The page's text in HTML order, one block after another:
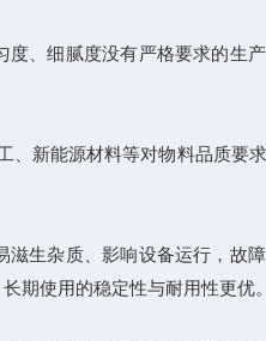
、细腻度没有严格要求的生
新能源材料等对物料品质要
生杂质、影响设备运行，故
期使用的稳定性与耐用性更优